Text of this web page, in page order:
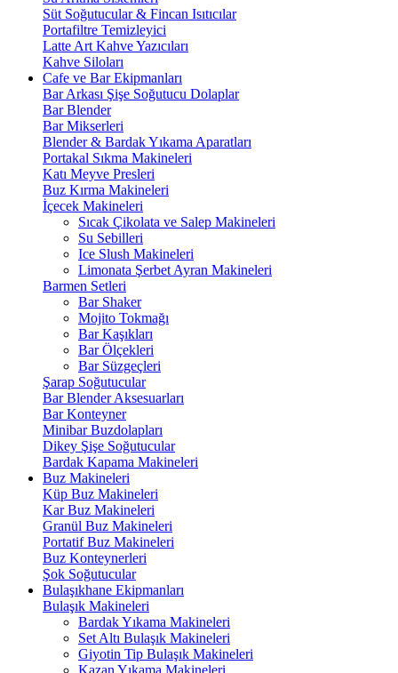
Süt Soğutucular & Fincan Isıtıcılar
Portafiltre Temizleyici
Latte Art Kahve Yazıcıları
Kahve Siloları
Cafe ve Bar Ekipmanları
Bar Arkası Şişe Soğutucu Dolaplar
Bar Blender
Bar Mikserleri
Blender & Bardak Yıkama Aparatları
Portakal Sıkma Makineleri
Katı Meyve Presleri
Buz Kırma Makineleri
İçecek Makineleri
Sıcak Çikolata ve Salep Makineleri
Su Sebilleri
Ice Slush Makineleri
Limonata Şerbet Ayran Makineleri
Barmen Setleri
Bar Shaker
Mojito Tokmağı
Bar Kaşıkları
Bar Ölçekleri
Bar Süzgeçleri
Şarap Soğutucular
Bar Blender Aksesuarları
Bar Konteyner
Minibar Buzdolapları
Dikey Şişe Soğutucular
Bardak Kapama Makineleri
Buz Makineleri
Küp Buz Makineleri
Kar Buz Makineleri
Granül Buz Makineleri
Portatif Buz Makineleri
Buz Konteynerleri
Şok Soğutucular
Bulaşıkhane Ekipmanları
Bulaşık Makineleri
Bardak Yıkama Makineleri
Set Altı Bulaşık Makineleri
Giyotin Tip Bulaşık Makineleri
Kazan Yıkama Makineleri